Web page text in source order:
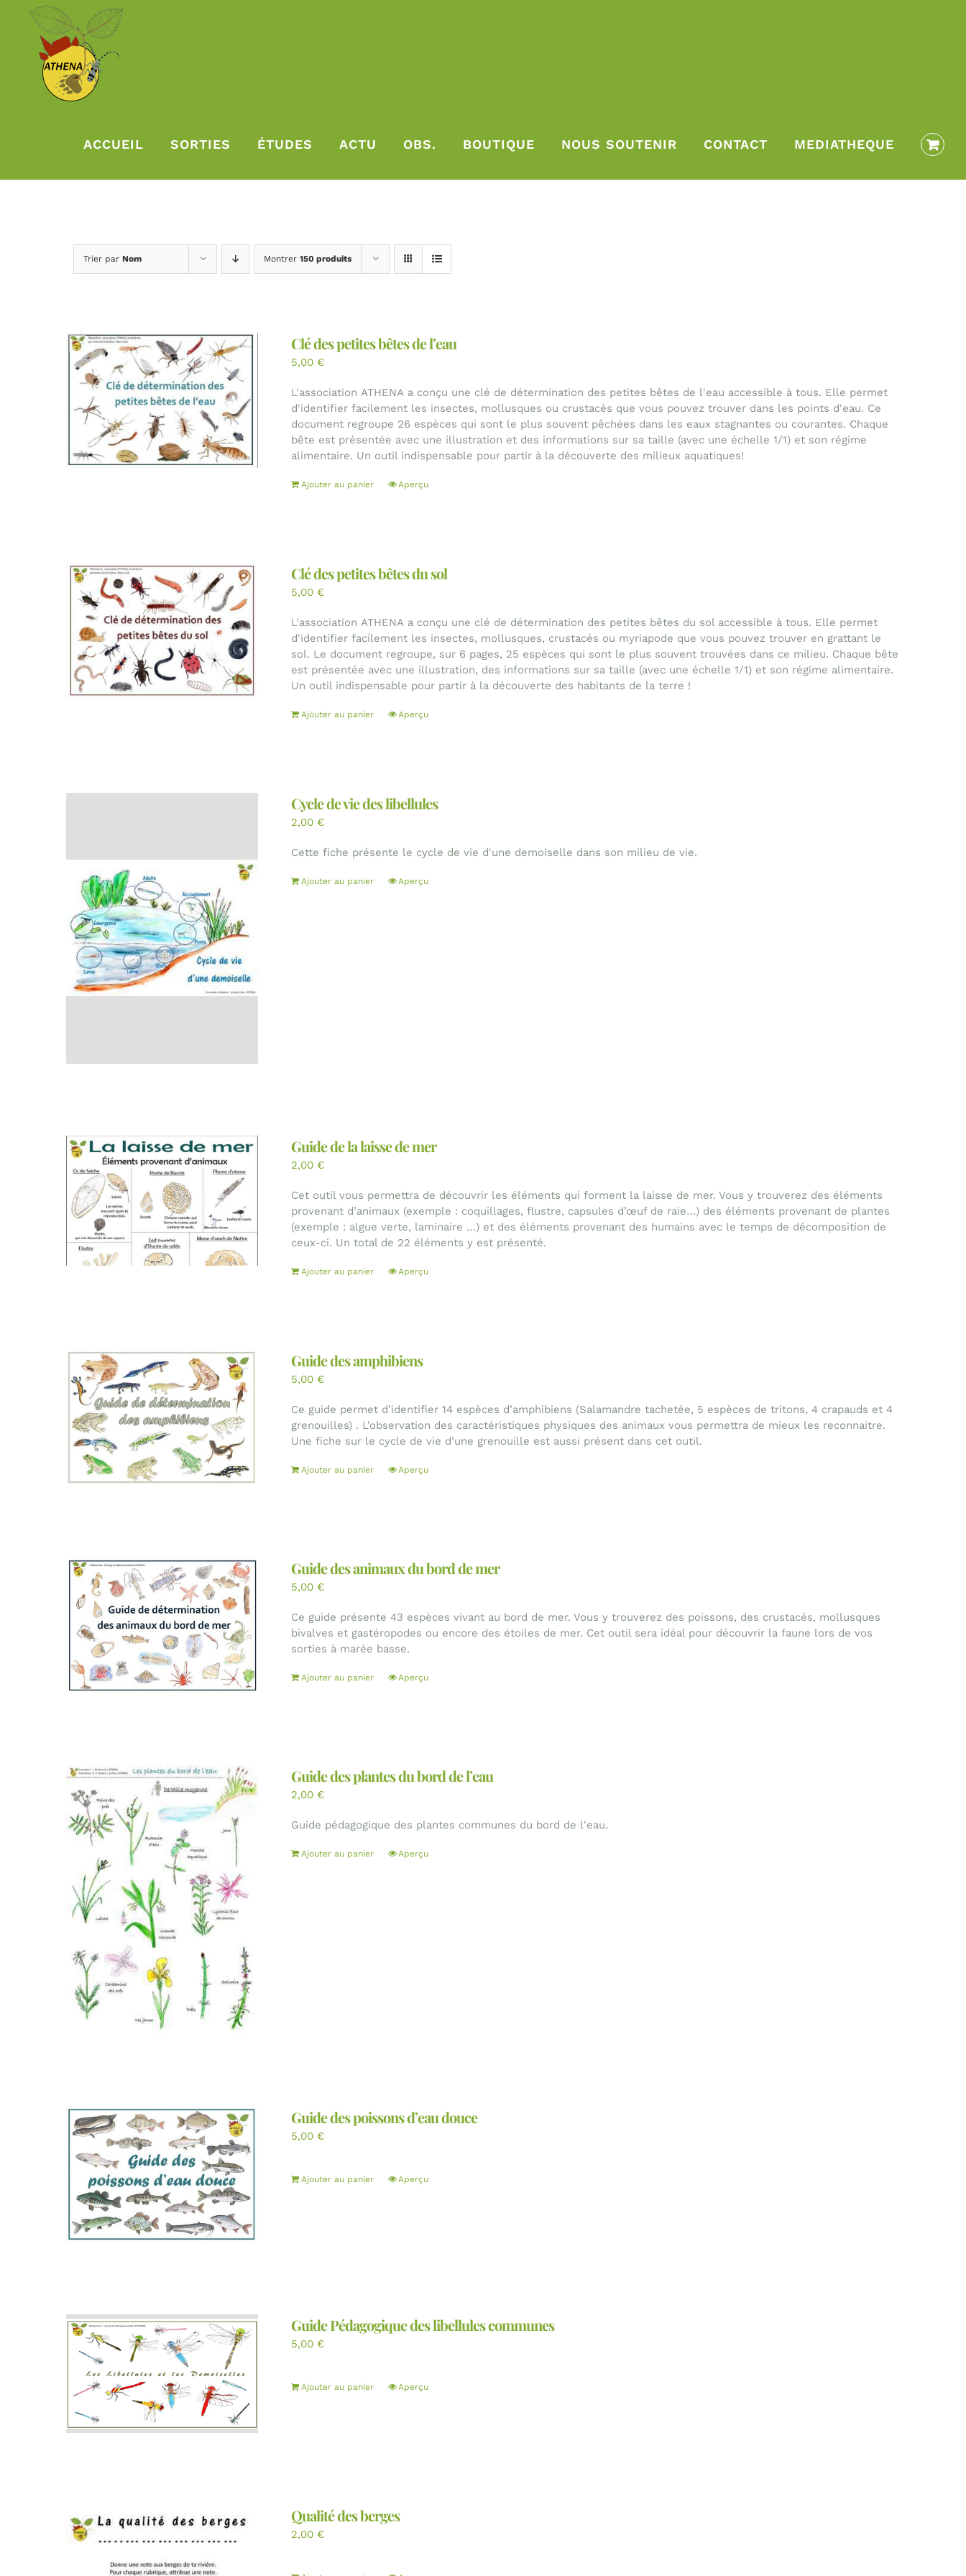
Passer
contenu
ACCUEIL SORTIES ÉTUDES ACTU OBS. BOUTIQUE NOUS SOUTENIR CONTACT MEDIATHEQUE
Trier par Nom Montrer 150 produits
Clé des petites bêtes de l’eau
5,00 €
L'association ATHENA a conçu une clé de détermination des petites bêtes de l'eau accessible à tous. Elle permet
d'identifier facilement les insectes, mollusques ou crustacés que vous pouvez trouver dans les points d'eau. Ce
document regroupe 26 espèces qui sont le plus souvent pêchées dans les eaux stagnantes ou courantes. Chaque
bête est présentée avec une illustration et des informations sur sa taille (avec une échelle 1/1) et son régime
alimentaire. Un outil indispensable pour partir à la découverte des milieux aquatiques!
Ajouter au panier Aperçu
Clé des petites bêtes du sol
5,00 €
L'association ATHENA a conçu une clé de détermination des petites bêtes du sol accessible à tous. Elle permet
d'identifier facilement les insectes, mollusques, crustacés ou myriapode que vous pouvez trouver en grattant le
sol. Le document regroupe, sur 6 pages, 25 espèces qui sont le plus souvent trouvées dans ce milieu. Chaque bête
est présentée avec une illustration, des informations sur sa taille (avec une échelle 1/1) et son régime alimentaire.
Un outil indispensable pour partir à la découverte des habitants de la terre !
Ajouter au panier Aperçu
Cycle de vie des libellules
2,00 €
Cette fiche présente le cycle de vie d'une demoiselle dans son milieu de vie.
Ajouter au panier Aperçu
Guide de la laisse de mer
2,00 €
Cet outil vous permettra de découvrir les éléments qui forment la laisse de mer. Vous y trouverez des éléments
provenant d’animaux (exemple : coquillages, flustre, capsules d’œuf de raie…) des éléments provenant de plantes
(exemple : algue verte, laminaire …) et des éléments provenant des humains avec le temps de décomposition de
ceux-ci. Un total de 22 éléments y est présenté.
Ajouter au panier Aperçu
Guide des amphibiens
5,00 €
Ce guide permet d’identifier 14 espèces d’amphibiens (Salamandre tachetée, 5 espèces de tritons, 4 crapauds et 4
grenouilles) . L’observation des caractéristiques physiques des animaux vous permettra de mieux les reconnaitre.
Une fiche sur le cycle de vie d’une grenouille est aussi présent dans cet outil.
Ajouter au panier Aperçu
Guide des animaux du bord de mer
5,00 €
Ce guide présente 43 espèces vivant au bord de mer. Vous y trouverez des poissons, des crustacés, mollusques
bivalves et gastéropodes ou encore des étoiles de mer. Cet outil sera idéal pour découvrir la faune lors de vos
sorties à marée basse.
Ajouter au panier Aperçu
Guide des plantes du bord de l’eau
2,00 €
Guide pédagogique des plantes communes du bord de l'eau.
Ajouter au panier Aperçu
Guide des poissons d’eau douce
5,00 €
Ajouter au panier Aperçu
Guide Pédagogique des libellules communes
5,00 €
Ajouter au panier Aperçu
Qualité des berges
2,00 €